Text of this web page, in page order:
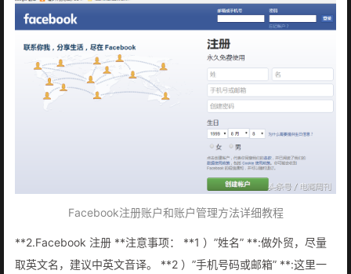
Facebook注册账户和账户管理方法详细教程
**2.Facebook 注册 **注意事项： **1 ）”姓名” **:做外贸，尽量
取英文名，建议中英文音译。 **2 ）”手机号码或邮箱” **:这里一